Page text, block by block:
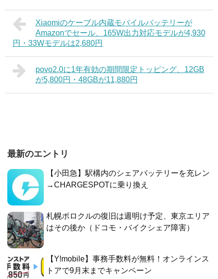
Xiaomiのケーブル内蔵モバイルバッテリーが
Amazonでセール、165W出力対応モデルが4,930
円・33Wモデルは2,680円
povo2.0に1年有効の期間限定トッピング、12GB
が5,800円・48GBが11,880円
最新のエントリ
【小田急】駅構内のシェアバッテリーを充レン
→CHARGESPOTに乗り換え
札幌ポロクルの復旧は週明け予定、東京エリア
はその後か（ドコモ・バイクシェア障害）
【Y!mobile】事務手数料が無料！オンラインス
トアで9月末までキャンペーン